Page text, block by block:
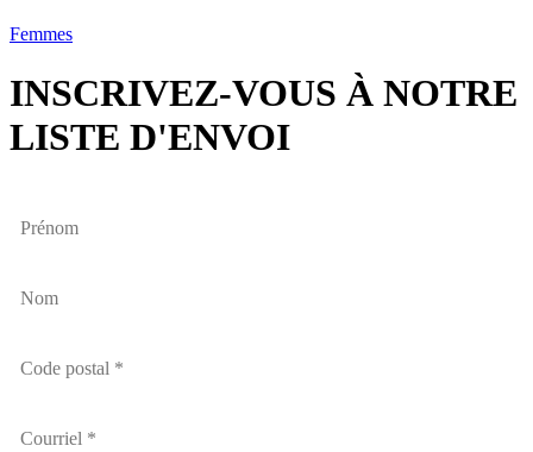
Femmes
INSCRIVEZ-VOUS À NOTRE
LISTE D'ENVOI